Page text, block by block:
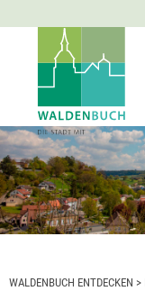
WALDENBUCH ENTDECKEN >